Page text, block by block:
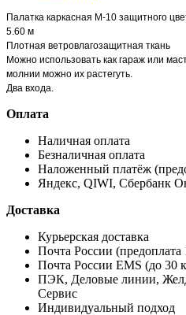
Палатка каркасная М-10 защитного
5.60 м
Плотная ветровлагозащитная ткань
Можно использовать как гараж или
молнии можно их растегуть.
Два входа.
Оплата
Наличная оплата
Безналичная оплата
Наложенный платёж
Яндекс, QIWI, Сбербанк
Доставка
Курьерская доставка
Почта России (предоплата
Почта России EMS (до 30
ПЭК, Деловые линии,
Сервис
Индивидуальный подход